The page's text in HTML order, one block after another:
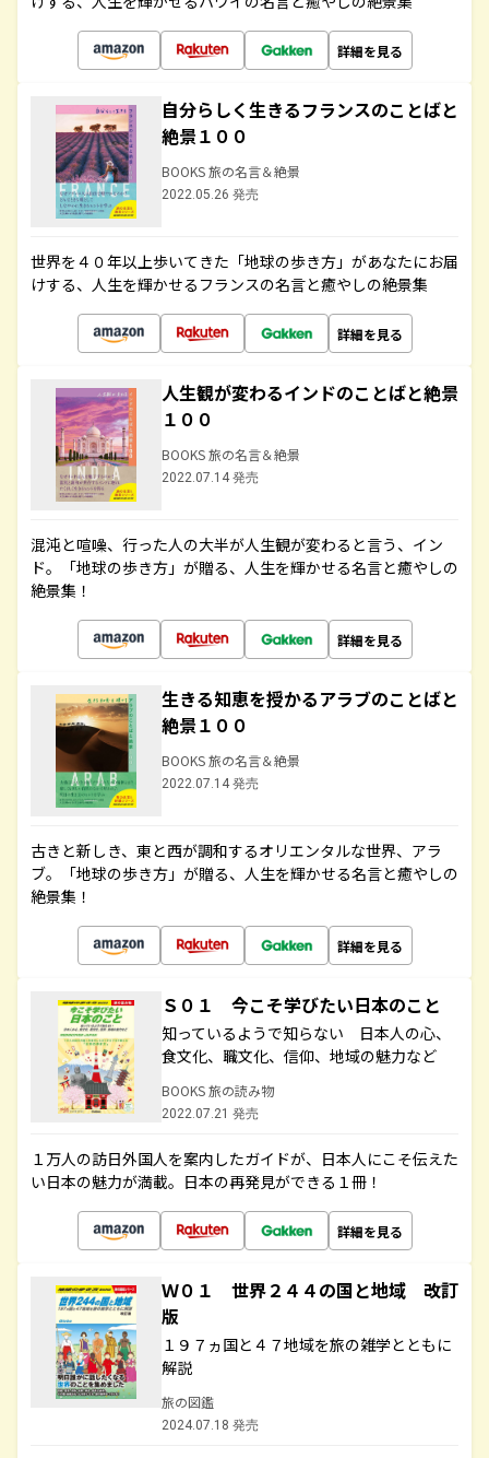
詳細を見る
自分らしく生きるフランスのことばと
絶景１００
BOOKS 旅の名言＆絶景
2022.05.26 発売
世界を４０年以上歩いてきた「地球の歩き方」があなたにお届
けする、人生を輝かせるフランスの名言と癒やしの絶景集
詳細を見る
人生観が変わるインドのことばと絶景
１００
BOOKS 旅の名言＆絶景
2022.07.14 発売
混沌と喧噪、行った人の大半が人生観が変わると言う、イン
ド。「地球の歩き方」が贈る、人生を輝かせる名言と癒やしの
絶景集！
詳細を見る
生きる知恵を授かるアラブのことばと
絶景１００
BOOKS 旅の名言＆絶景
2022.07.14 発売
古きと新しき、東と西が調和するオリエンタルな世界、アラ
ブ。「地球の歩き方」が贈る、人生を輝かせる名言と癒やしの
絶景集！
詳細を見る
Ｓ０１ 今こそ学びたい日本のこと
知っているようで知らない 日本人の心、
食文化、職文化、信仰、地域の魅力など
BOOKS 旅の読み物
2022.07.21 発売
１万人の訪日外国人を案内したガイドが、日本人にこそ伝えた
い日本の魅力が満載。日本の再発見ができる１冊！
詳細を見る
Ｗ０１ 世界２４４の国と地域 改訂
版
１９７ヵ国と４７地域を旅の雑学とともに
解説
旅の図鑑
2024.07.18 発売